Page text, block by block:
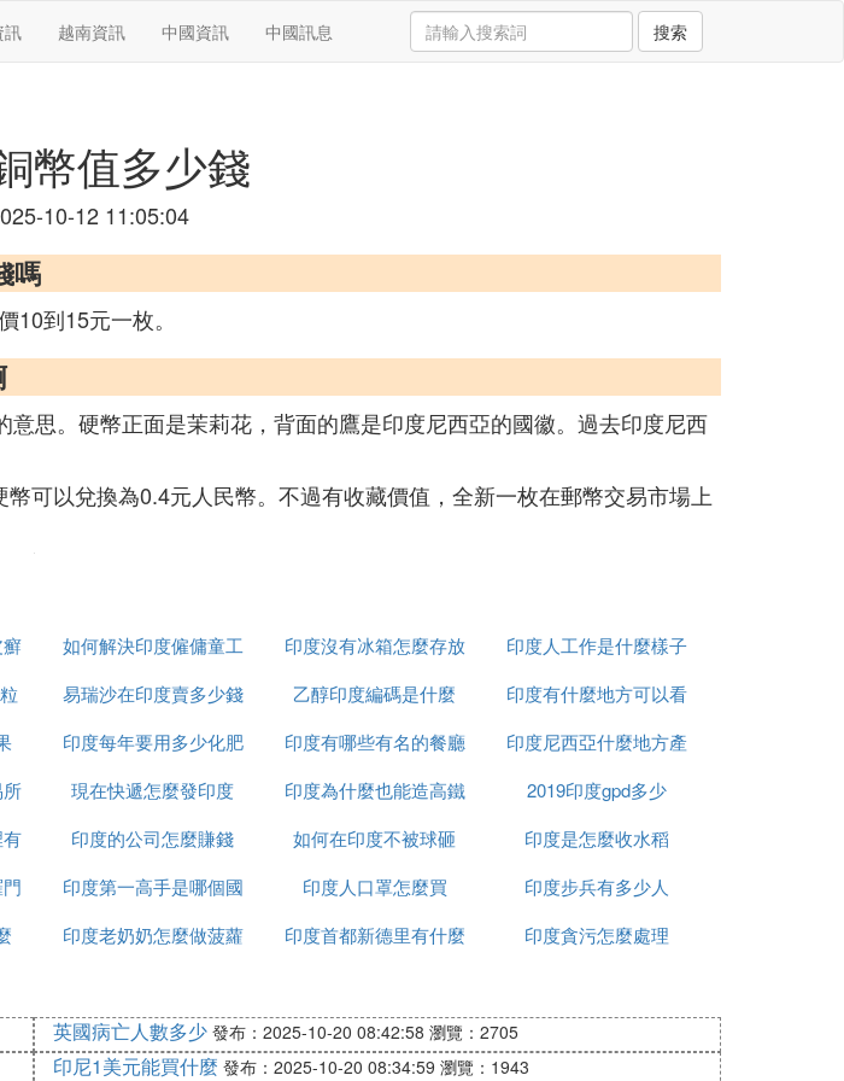
訊 越南資訊 中國資訊 中國訊息 搜索
幣值多少錢
10-12 11:05:04
嗎
到15元一枚。
思。硬幣正面是茉莉花，背面的鷹是印度尼西亞的國徽。過去印度尼西
可以兌換為0.4元人民幣。不過有收藏價值，全新一枚在郵幣交易市場上
如何解決印度僱傭童工
的問題
印度沒有冰箱怎麼存放
食物
印度人工作是什麼樣子
易瑞沙在印度賣多少錢
一粒
乙醇印度編碼是什麼
印度有什麼地方可以看
到太陽
印度每年要用多少化肥 印度有哪些有名的餐廳
印度尼西亞什麼地方產
榴槤
現在快遞怎麼發印度 印度為什麼也能造高鐵
2019印度gpd多少
印度的公司怎麼賺錢 如何在印度不被球砸
印度是怎麼收水稻
印度第一高手是哪個國
家
印度人口罩怎麼買
印度步兵有多少人
印度老奶奶怎麼做菠蘿
印度首都新德里有什麼
印度貪污怎麼處理
英國病亡人數多少 發布：2025-10-20 08:42:58 瀏覽：2705
印尼1美元能買什麼 發布：2025-10-20 08:34:59 瀏覽：1943